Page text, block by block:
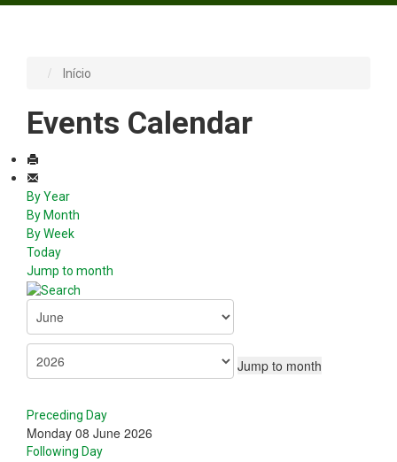
Início
Events Calendar
By Year
By Month
By Week
Today
Jump to month
Jump to month
Preceding Day
Monday 08 June 2026
Following Day